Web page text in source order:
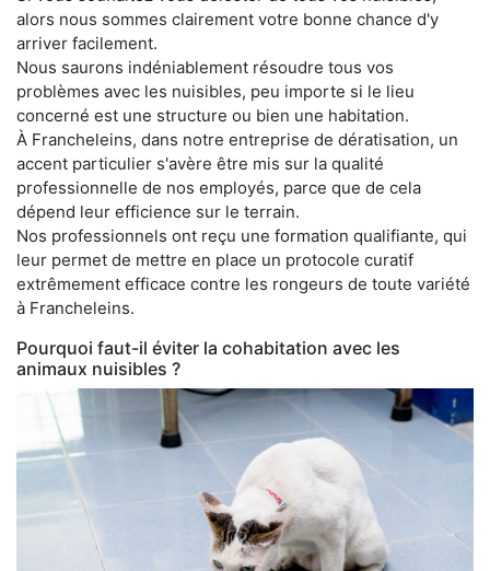
alors nous sommes clairement votre bonne chance d'y
arriver facilement.
Nous saurons indéniablement résoudre tous vos
problèmes avec les nuisibles, peu importe si le lieu
concerné est une structure ou bien une habitation.
À Francheleins, dans notre entreprise de dératisation, un
accent particulier s'avère être mis sur la qualité
professionnelle de nos employés, parce que de cela
dépend leur efficience sur le terrain.
Nos professionnels ont reçu une formation qualifiante, qui
leur permet de mettre en place un protocole curatif
extrêmement efficace contre les rongeurs de toute variété
à Francheleins.
Pourquoi faut-il éviter la cohabitation avec les
animaux nuisibles ?